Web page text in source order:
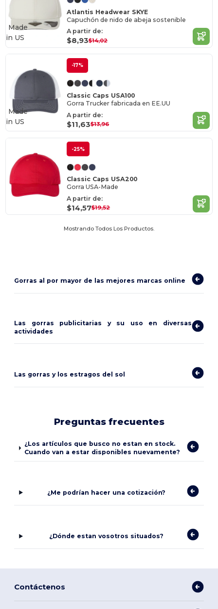
Atlantis Headwear SKYE
Capuchón de nido de abeja sostenible
A partir de:
$8,93$14,02
Made
in US
-17%
Classic Caps USA100
Gorra Trucker fabricada en EE.UU
A partir de:
$11,63$13,96
Made
in US
-25%
Classic Caps USA200
Gorra USA-Made
A partir de:
$14,57$19,52
Mostrando Todos Los Productos.
Gorras al por mayor de las mejores marcas online
Las gorras publicitarias y su uso en diversas
actividades
Las gorras y los estragos del sol
Preguntas frecuentes
¿Los artículos que busco no estan en stock.
Cuando van a estar disponibles nuevamente?
¿Me podrían hacer una cotización?
¿Dónde estan vosotros situados?
Contáctenos